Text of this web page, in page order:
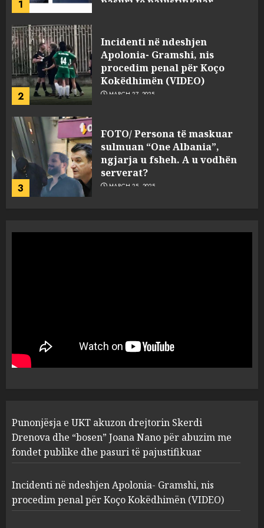
2 MARCH 27, 2025
3
FOTO/ Persona të maskuar
sulmuan “One Albania”,
ngjarja u fsheh. A u vodhën
serverat?
MARCH 25, 2025
4
Prokuroria jep pretencën, ja
çfarë dënimi kërkon për
Mariela dhe Antonela
Berishën
MARCH 25, 2025
1
“bosen” Joana Nano për
abuzim me fondet publike dhe
pasuri të pajustifikuar
2
Apolonia- Gramshi, nis
procedim penal për Koço
Kokëdhimën (VIDEO)
MARCH 27, 2025
FOTO/ Persona të maskuar
sulmuan “One Albania”,
Punonjësja e UKT akuzon drejtorin Skerdi
Drenova dhe “bosen” Joana Nano për abuzim me
fondet publike dhe pasuri të pajustifikuar
Incidenti në ndeshjen Apolonia- Gramshi, nis
procedim penal për Koço Kokëdhimën (VIDEO)